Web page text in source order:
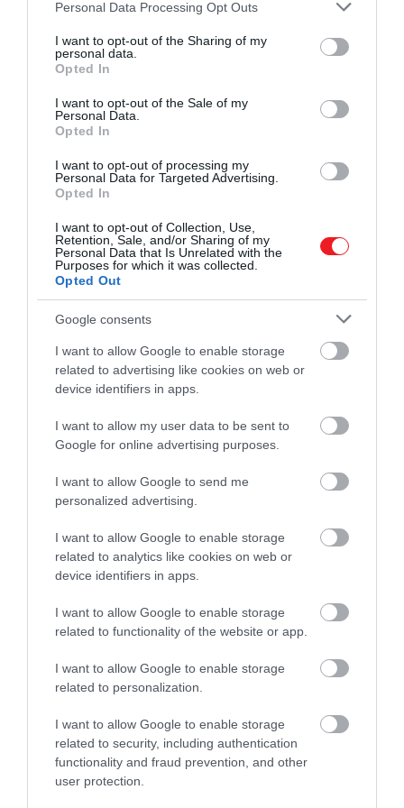
not limited to your visit or usage behaviour. You may click to
grant or deny consent to Google and its third-party tags to
use your data for below specified purposes in below Google
consent section.
Personal Data Processing Opt Outs
I want to opt-out of the Sharing of my
personal data.
Opted In
I want to opt-out of the Sale of my
Personal Data.
Opted In
I want to opt-out of processing my
Personal Data for Targeted Advertising.
Opted In
I want to opt-out of Collection, Use,
Retention, Sale, and/or Sharing of my
Personal Data that Is Unrelated with the
Purposes for which it was collected.
Opted Out
Google consents
I want to allow Google to enable storage
related to advertising like cookies on web or
device identifiers in apps.
I want to allow my user data to be sent to
Google for online advertising purposes.
I want to allow Google to send me
personalized advertising.
I want to allow Google to enable storage
related to analytics like cookies on web or
device identifiers in apps.
I want to allow Google to enable storage
related to functionality of the website or app.
I want to allow Google to enable storage
related to personalization.
I want to allow Google to enable storage
related to security, including authentication
functionality and fraud prevention, and other
user protection.
Illetve ott volt még az akkor pár éves fia is
motivációként.
Úgy gondoltam, talán valami
igazán szükségem van, hogy
szerepelhessek, amire szívesen
viszem a gyerekemet
– nyilatkozta még korábban a forgatásról Downey Jr.
Ez is érdekelhet!Mindenkit meglepett: Robert
Downey Jr. szerint ez a legfontosabb filmje
Sajnos azonban itt sem érezte jól magát. Elmondása
nem karizmatikus karakterének szerepébe, továbbá
kimerítőnek és sokszor feleslegesnek találta a
munkálatokat:
Nem emlékszem semmire,
arra, hogy rohangáltunk
összevissza és úgy tettünk,
mintha valaha is nyomába
tudnánk érni A szökevénynek.